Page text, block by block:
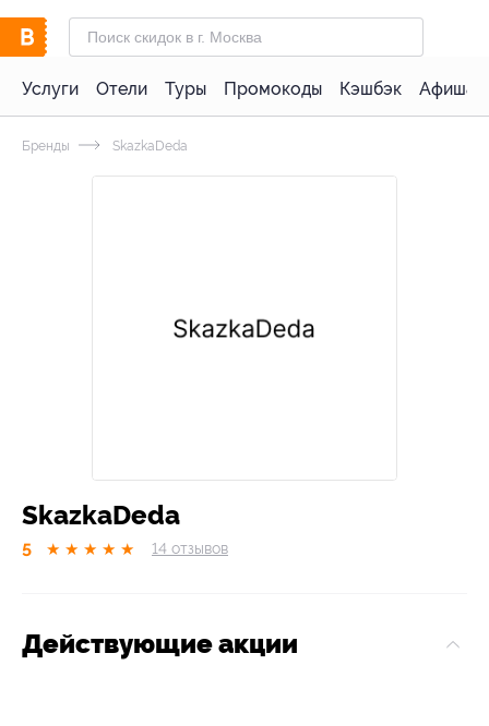
Услуги Отели Туры Промокоды Кэшбэк Афиша
Бренды SkazkaDeda
SkazkaDeda
5 ★ ★ ★ ★ ★ 14 отзывов
Действующие акции